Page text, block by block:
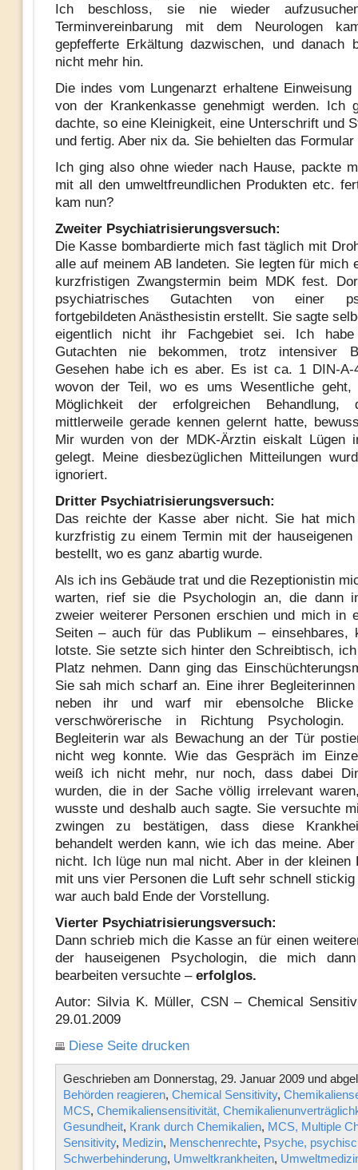
Ich beschloss, sie nie wieder
Terminvereinbarung mit dem Neurologen
gepfefferte Erkältung dazwischen, und danach
nicht mehr hin.
Die indes vom Lungenarzt erhaltene
von der Krankenkasse genehmigt werden. Ich
dachte, so eine Kleinigkeit, eine Unterschrift und
und fertig. Aber nix da. Sie behielten das Formular
Ich ging also ohne wieder nach Hause, packte
mit all den umweltfreundlichen Produkten etc.
kam nun?
Zweiter Psychiatrisierungsversuch:
Die Kasse bombardierte mich fast täglich mit
alle auf meinem AB landeten. Sie legten für mich
kurzfristigen Zwangstermin beim MDK fest.
psychiatrisches Gutachten von einer
fortgebildeten Anästhesistin erstellt. Sie sagte
eigentlich nicht ihr Fachgebiet sei. Ich
Gutachten nie bekommen, trotz intensiver
Gesehen habe ich es aber. Es ist ca. 1 DIN-A-
wovon der Teil, wo es ums Wesentliche geht,
Möglichkeit der erfolgreichen
mittlerweile gerade kennen gelernt hatte,
Mir wurden von der MDK-Ärztin eiskalt Lügen
gelegt. Meine diesbezüglichen Mitteilungen
ignoriert.
Dritter Psychiatrisierungsversuch:
Das reichte der Kasse aber nicht. Sie hat
kurzfristig zu einem Termin mit der hauseigenen
bestellt, wo es ganz abartig wurde.
Als ich ins Gebäude trat und die Rezeptionistin
warten, rief sie die Psychologin an, die dann
zweier weiterer Personen erschien und mich in
Seiten – auch für das Publikum – einsehbares,
lotste. Sie setzte sich hinter den Schreibtisch,
Platz nehmen. Dann ging das
Sie sah mich scharf an. Eine ihrer
neben ihr und warf mir ebensolche
verschwörerische in Richtung
Begleiterin war als Bewachung an der Tür
nicht weg konnte. Wie das Gespräch im
weiß ich nicht mehr, nur noch, dass dabei
wurden, die in der Sache völlig irrelevant
wusste und deshalb auch sagte. Sie versuchte
zwingen zu bestätigen, dass diese
behandelt werden kann, wie ich das meine.
nicht. Ich lüge nun mal nicht. Aber in der kleinen
mit uns vier Personen die Luft sehr schnell stickig
war auch bald Ende der Vorstellung.
Vierter Psychiatrisierungsversuch:
Dann schrieb mich die Kasse an für einen
der hauseigenen Psychologin, die mich
bearbeiten versuchte – erfolglos.
Autor: Silvia K. Müller, CSN – Chemical
29.01.2009
Diese Seite drucken
Geschrieben am Donnerstag, 29. Januar 2009 und
Behörden reagieren, Chemical Sensitivity,
MCS, Chemikaliensensitivität,
Gesundheit, Krank durch Chemikalien, MCS, Multiple
Sensitivity, Medizin, Menschenrechte, Psyche,
Schwerbehinderung, Umweltkrankheiten,